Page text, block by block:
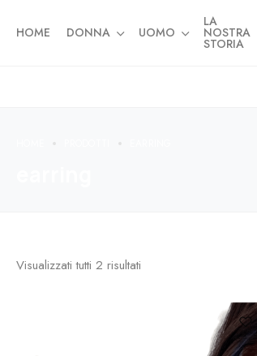
HOME DONNA UOMO
LA
NOSTRA
STORIA
Visualizzati tutti 2 risultati